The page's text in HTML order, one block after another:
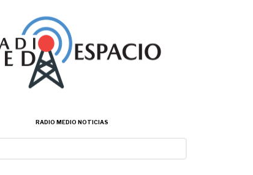
RADIO MEDIO NOTICIAS